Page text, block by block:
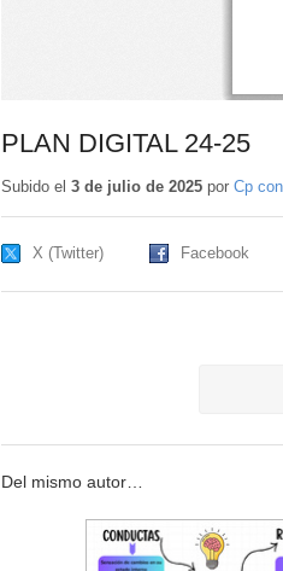
PLAN DIGITAL 24-25
Subido el 3 de julio de 2025por Cp
X (Twitter) Facebook
Del mismo autor…